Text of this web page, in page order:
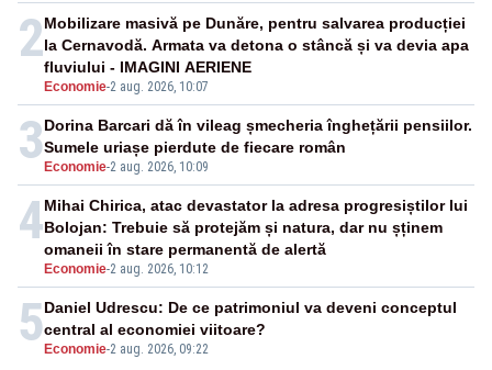
2
Economie-2 aug. 2026, 10:07
Mobilizare masivă pe Dunăre, pentru salvarea producției
la Cernavodă. Armata va detona o stâncă și va devia apa
fluviului - IMAGINI AERIENE
3 Economie-2 aug. 2026, 10:09
Dorina Barcari dă în vileag șmecheria înghețării pensiilor.
Sumele uriașe pierdute de fiecare român
4
Economie-2 aug. 2026, 10:12
Mihai Chirica, atac devastator la adresa progresiștilor lui
Bolojan: Trebuie să protejăm și natura, dar nu șținem
omaneii în stare permanentă de alertă
5 Economie-2 aug. 2026, 09:22
Daniel Udrescu: De ce patrimoniul va deveni conceptul
central al economiei viitoare?